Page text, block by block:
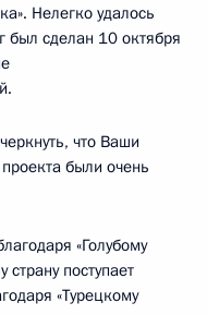
Нелегко удалось
был сделан 10 октября
что Ваши
были очень
«Голубому
страну поступает
«Турецкому